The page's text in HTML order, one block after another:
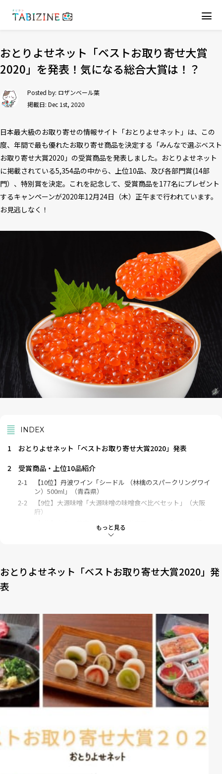
おとりよせネット「ベストお取り寄せ大賞
2020」を発表！気になる総合大賞は！？
Posted by: ロザンベール葉
掲載日: Dec 1st, 2020
日本最大級のお取り寄せの情報サイト「おとりよせネット」は、この
度、年間で最も優れたお取り寄せ商品を決定する「みんなで選ぶベスト
お取り寄せ大賞2020」の受賞商品を発表しました。おとりよせネット
に掲載されている5,354品の中から、上位10品、及び各部門賞(14部
門）、特別賞を決定。これを記念して、受賞商品を177名にプレゼント
するキャンペーンが2020年12月24日（木）正午まで行われています。
お見逃しなく！
もっと見る
INDEX
1
おとりよせネット「ベストお取り寄せ大賞2020」発表
2
受賞商品・上位10品紹介
2-1
【10位】丹波ワイン「シードル （林檎のスパークリングワイ
ン）500ml」（青森県）
2-2
【9位】大源味噌「大源味噌の味噌食べ比べセット」（大阪
府）
【8位】丸み佐藤商店「高級・手巻寿司セット［5～6人前］」
（沖縄県）
【160g×5個】」（三重県）
2-8
【3位】茶菓えん寿「フルーツ大福6個入り」（京都府）
【準大賞】さぬきうどんの亀城庵「讃岐オリーブ牛極上肉うど
ん」（香川県）
2-10
【総合大賞】M・dish「特製焼チーズケーキ【木箱入】」
（東京都）
3
おとりよせネット公式YouTubeチャンネルで商品を紹介中
4
ベストお取り寄せ大賞とは
「おとりよせネット」について
おとりよせネット「ベストお取り寄せ大賞2020」発
表